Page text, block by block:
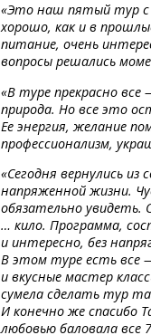
«Это наш пятый тур с
хорошо, как и в
питание, очень
вопросы решались
«В туре прекрасно
природа. Но все это
Ее энергия, желание
профессионализм,
«Сегодня вернулись
напряженной жизни.
обязательно увидеть.
… кило. Программа,
и интересно, без
В этом туре есть все —
и вкусные мастер
сумела сделать тур
И конечно же спасибо
любовью баловала все